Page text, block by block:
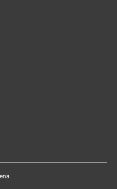
kartě
nové kartě
na nové kartě
se otevře na nové kartě